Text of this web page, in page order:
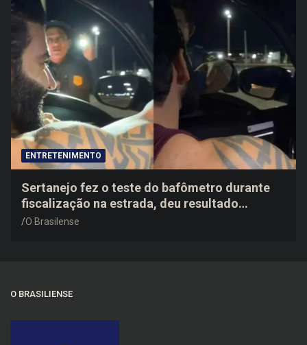
ENTRETENIMENTO
Sertanejo fez o teste do bafômetro durante
fiscalização na estrada, deu resultado
negativo e elogiou o trabalho dos agentes de
O Brasilense
O BRASILIENSE